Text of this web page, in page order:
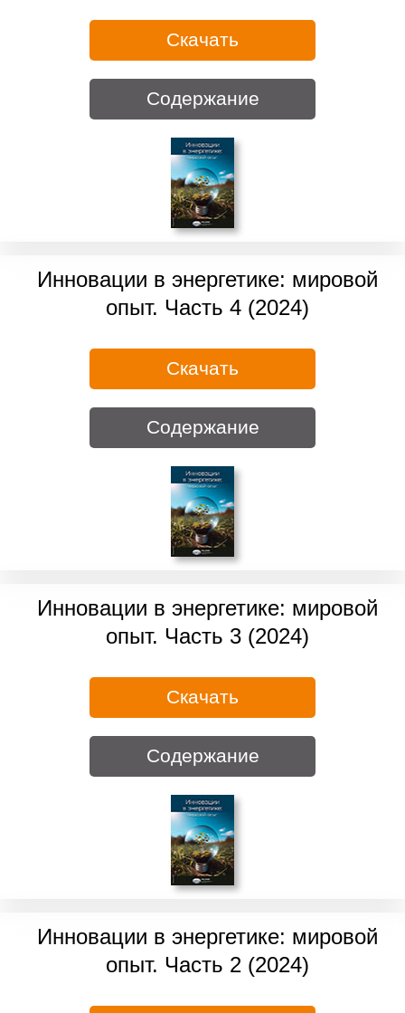
Скачать
Содержание
Инновации в энергетике: мировой
опыт. Часть 4 (2024)
Скачать
Содержание
Инновации в энергетике: мировой
опыт. Часть 3 (2024)
Скачать
Содержание
Инновации в энергетике: мировой
опыт. Часть 2 (2024)